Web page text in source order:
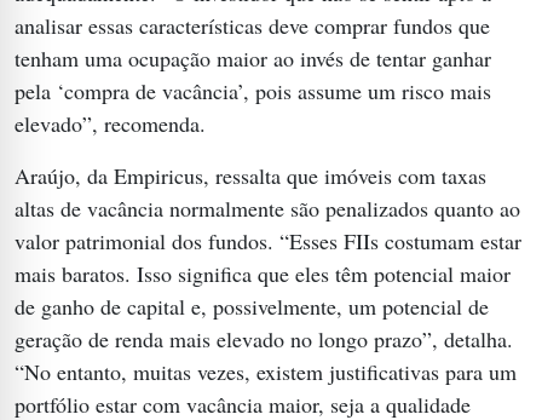
analisar essas características deve comprar fundos que
tenham uma ocupação maior ao invés de tentar ganhar
pela ‘compra de vacância’, pois assume um risco mais
elevado”, recomenda.
Araújo, da Empiricus, ressalta que imóveis com taxas
altas de vacância normalmente são penalizados quanto ao
valor patrimonial dos fundos. “Esses FIIs costumam estar
mais baratos. Isso significa que eles têm potencial maior
de ganho de capital e, possivelmente, um potencial de
geração de renda mais elevado no longo prazo”, detalha.
“No entanto, muitas vezes, existem justificativas para um
portfólio estar com vacância maior, seja a qualidade